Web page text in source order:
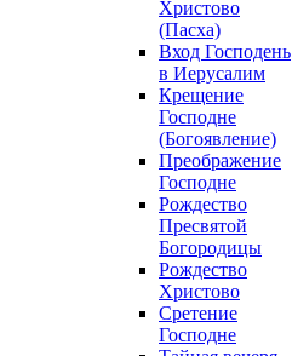
Христово
(Пасха)
Вход Господень
в Иерусалим
Крещение
Господне
(Богоявление)
Преображение
Господне
Рождество
Пресвятой
Богородицы
Рождество
Христово
Сретение
Господне